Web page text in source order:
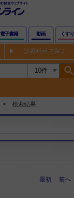
電子書籍 動画 くすり
診療科目で探す
search
検索結果
最初 前へ